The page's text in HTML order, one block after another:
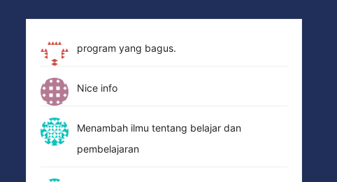
program yang bagus.
Nice info
Menambah ilmu tentang belajar dan
pembelajaran